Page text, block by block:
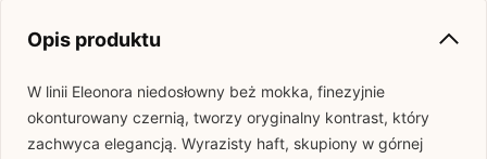
Opis produktu
W linii Eleonora niedosłowny beż mokka, finezyjnie
okonturowany czernią, tworzy oryginalny kontrast, który
zachwyca elegancją. Wyrazisty haft, skupiony w górnej